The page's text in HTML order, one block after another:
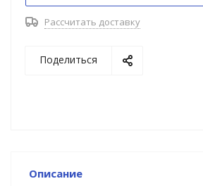
Рассчитать доставку
Поделиться
Описание